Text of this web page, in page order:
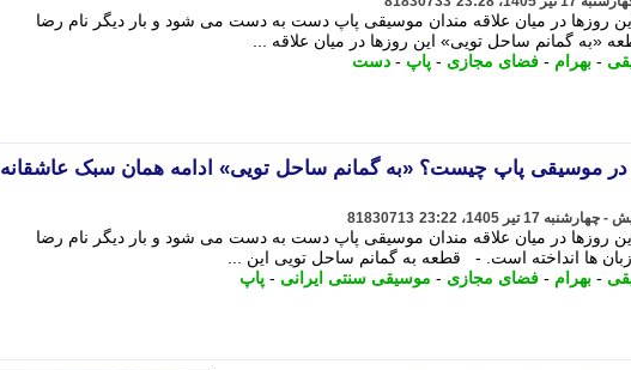
روزها در میان علاقه مندان موسیقی پاپ دست به دست می شود و بار دیگر نام رضا
«به گمانم ساحل تویی» این روزها در میان علاقه ...
- بهرام - فضای مجازی - پاپ - دست
در موسیقی پاپ چیست؟ «به گمانم ساحل تویی» ادامه همان سبک عاشقانه
81830713
روزها در میان علاقه مندان موسیقی پاپ دست به دست می شود و بار دیگر نام رضا
ها انداخته است. - قطعه به گمانم ساحل تویی این ...
- بهرام - فضای مجازی - موسیقی سنتی ایرانی - پاپ